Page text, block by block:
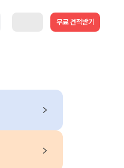
무료 견적받기